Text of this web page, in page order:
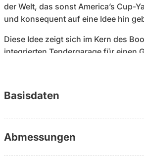
der Welt, das sonst America’s Cup-
und konsequent auf eine Idee hin
Diese Idee zeigt sich im Kern des
integrierten Tendergarage für einen
verbindet, per Knopfdruck die Räder
einzieht und mit einem 140 PS BMW-
über klassisches Cruisen hinausgeht.
Basisdaten
Abmessungen